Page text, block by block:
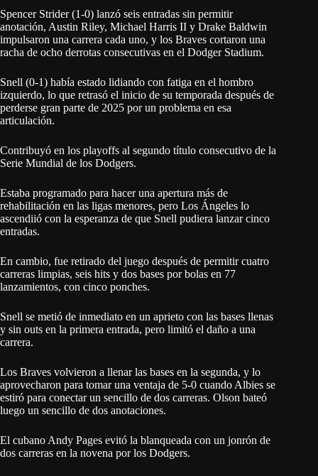
Spencer Strider (1-0) lanzó seis entradas sin permitir
anotación, Austin Riley, Michael Harris II y Drake Baldwin
impulsaron una carrera cada uno, y los Braves cortaron una
racha de ocho derrotas consecutivas en el Dodger Stadium.
Snell (0-1) había estado lidiando con fatiga en el hombro
izquierdo, lo que retrasó el inicio de su temporada después de
perderse gran parte de 2025 por un problema en esa
articulación.
Contribuyó en los playoffs al segundo título consecutivo de la
Serie Mundial de los Dodgers.
Estaba programado para hacer una apertura más de
rehabilitación en las ligas menores, pero Los Ángeles lo
ascendiió con la esperanza de que Snell pudiera lanzar cinco
entradas.
En cambio, fue retirado del juego después de permitir cuatro
carreras limpias, seis hits y dos bases por bolas en 77
lanzamientos, con cinco ponches.
Snell se metió de inmediato en un aprieto con las bases llenas
y sin outs en la primera entrada, pero limitó el daño a una
carrera.
Los Braves volvieron a llenar las bases en la segunda, y lo
aprovecharon para tomar una ventaja de 5-0 cuando Albies se
estiró para conectar un sencillo de dos carreras. Olson bateó
luego un sencillo de dos anotaciones.
El cubano Andy Pages evitó la blanqueada con un jonrón de
dos carreras en la novena por los Dodgers.